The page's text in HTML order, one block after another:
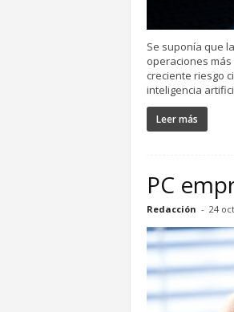
Se suponía que
operaciones
creciente riesgo
inteligencia
Leer más
PC
Redacción - 24